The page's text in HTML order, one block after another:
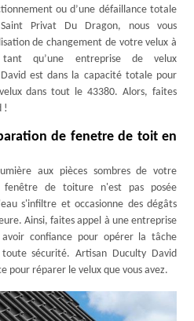
ou d’une défaillance totale
Privat Du Dragon, nous vous
de changement de votre velux à
qu’une entreprise de velux
est dans la capacité totale pour
dans tout le 43380. Alors, faites
!
de fenetre de toit en
aux pièces sombres de votre
de toiture n'est pas posée
s'infiltre et occasionne des dégâts
Ainsi, faites appel à une entreprise
confiance pour opérer la tâche
sécurité. Artisan Duculty David
pour réparer le velux que vous avez.